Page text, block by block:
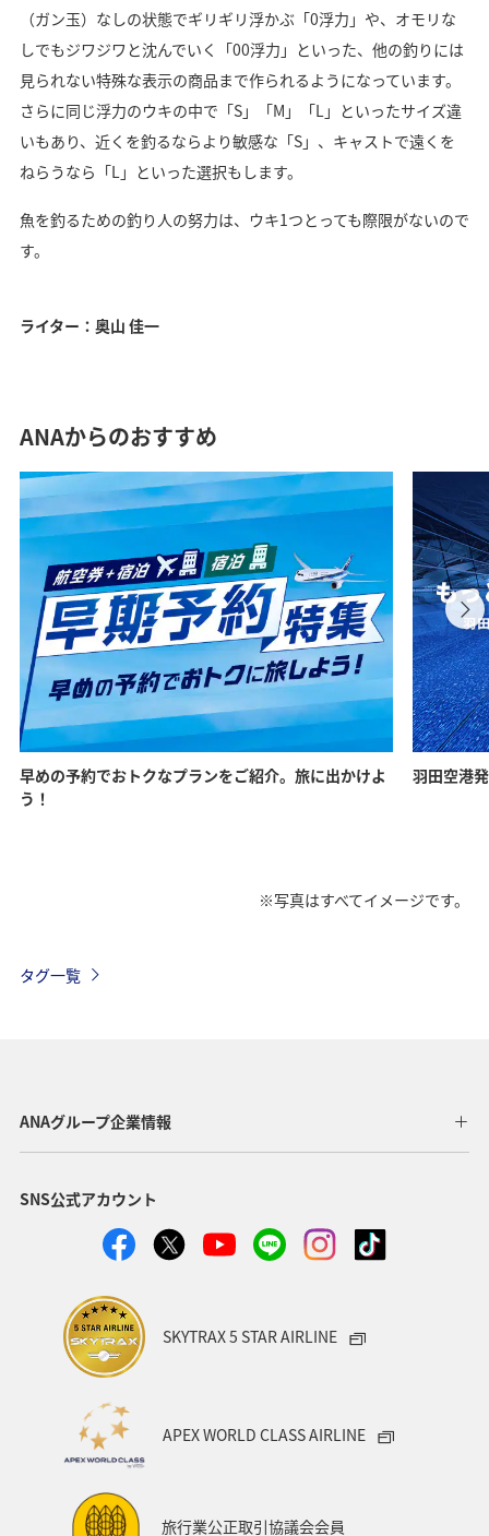
（ガン玉）なしの状態でギリギリ浮かぶ「0浮力」や、オモリな
しでもジワジワと沈んでいく「00浮力」といった、他の釣りには
見られない特殊な表示の商品まで作られるようになっています。
さらに同じ浮力のウキの中で「S」「M」「L」といったサイズ違
いもあり、近くを釣るならより敏感な「S」、キャストで遠くを
ねらうなら「L」といった選択もします。
魚を釣るための釣り人の努力は、ウキ1つとっても際限がないので
す。
ライター：奥山 佳一
ANAからのおすすめ
早めの予約でおトクなプランをご紹介。旅に出かけよ
う！
羽田空港
※写真はすべてイメージです。
タグ一覧
ANAグループ企業情報
SNS公式アカウント
SKYTRAX 5 STAR AIRLINE
APEX WORLD CLASS AIRLINE
旅行業公正取引協議会会員